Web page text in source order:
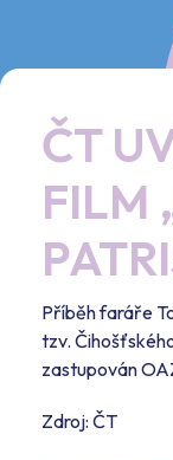
ČT
FILM
Příběh faráře
tzv.
zastupován
Zdroj: ČT